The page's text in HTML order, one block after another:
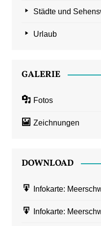
Städte und
Urlaub
GALERIE
Fotos
Zeichnungen
DOWNLOAD
Infokarte:
Infokarte: